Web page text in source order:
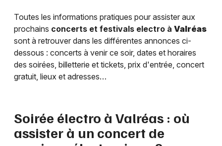
Toutes les informations pratiques pour assister aux
prochains concerts et festivals electro à Valréas
sont à retrouver dans les différentes annonces ci-
dessous : concerts à venir ce soir, dates et horaires
des soirées, billetterie et tickets, prix d'entrée, concert
gratuit, lieux et adresses…
Soirée électro à Valréas : où
assister à un concert de